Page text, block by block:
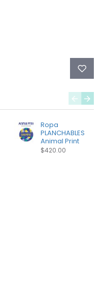
Ropa
PLANCHABLES
Animal Print
$420.00